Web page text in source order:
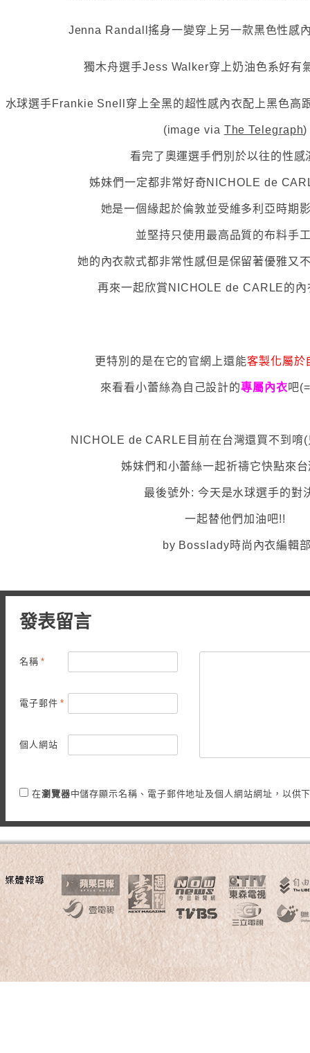
Jenna Randall搖身一變穿上另一款黑色性感
獨木舟選手Jess Walker穿上奶油色系好有
水球選手Frankie Snell穿上全黑的超性感內衣配上黑色高
(image via The Telegraph)
看完了奧運選手們別於以往的性感
姊妹們一定都非常好奇NICHOLE de
她是一個緣起於倫敦並受維多利亞時期
並堅持只使用最高品質的布料手
她的內衣款式都非常性感但是保留著優雅又
再來一起欣賞NICHOLE de CARLE的內
更特別的是在它的官網上還能客製化屬於
來看看小蕾絲為自己設計的專屬內衣吧
NICHOLE de CARLE目前在台灣還買不到
姊妹們和小蕾絲一起祈禱它快點來台
最後號外: 今天是水球選手的對
一起替他們加油吧!!
by Bosslady時尚內衣編輯
發表留言
名稱 *
電子郵件 *
個人網站
在瀏覽器中儲存顯示名稱、電子郵件地址及個人網站網址，以供